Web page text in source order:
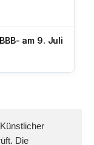
am 9. Juli
Die